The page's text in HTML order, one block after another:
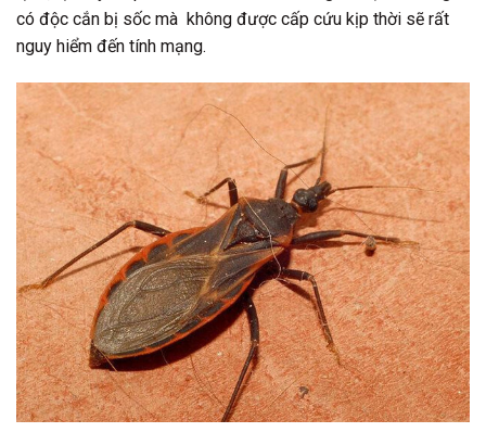
có độc cắn bị sốc mà không được cấp cứu kịp thời sẽ rất
nguy hiểm đến tính mạng.